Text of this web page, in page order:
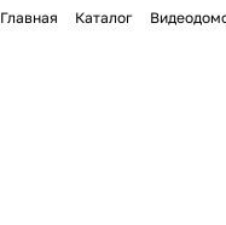
Главная Каталог